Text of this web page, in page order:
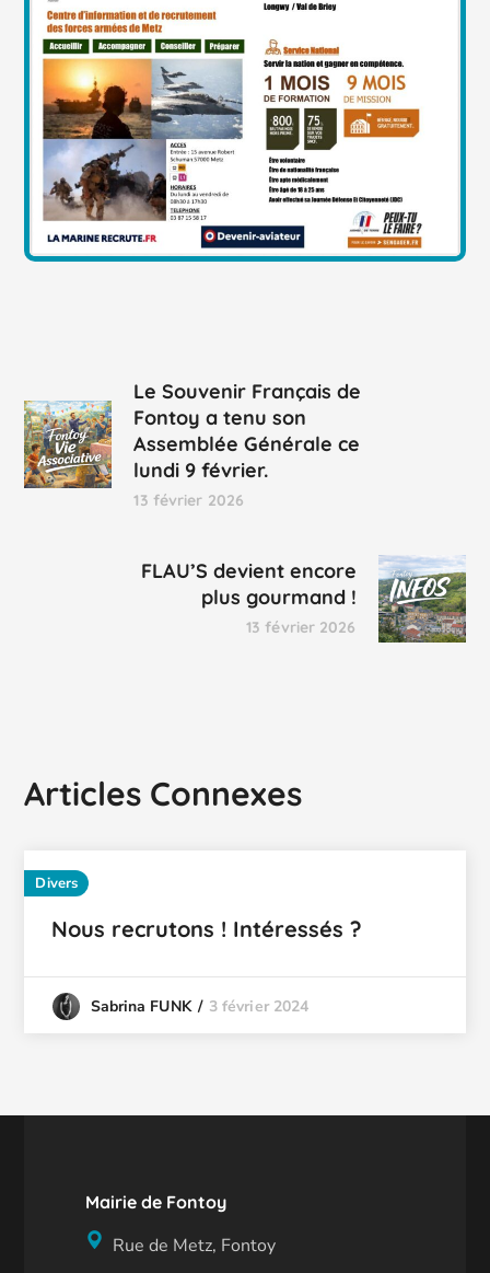
Le Souvenir Français de
Fontoy a tenu son
Assemblée Générale ce
lundi 9 février.
13 février 2026
FLAU’S devient encore
plus gourmand !
13 février 2026
Articles Connexes
Divers
Nous recrutons ! Intéressés ?
Sabrina FUNK 3 février 2024
Mairie de Fontoy
Rue de Metz, Fontoy